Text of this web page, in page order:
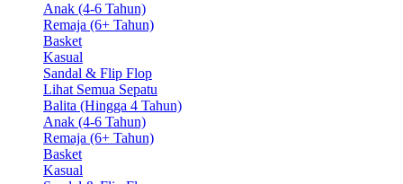
Anak (4-6 Tahun)
Remaja (6+ Tahun)
Basket
Kasual
Sandal & Flip Flop
Lihat Semua Sepatu
Balita (Hingga 4 Tahun)
Anak (4-6 Tahun)
Remaja (6+ Tahun)
Basket
Kasual